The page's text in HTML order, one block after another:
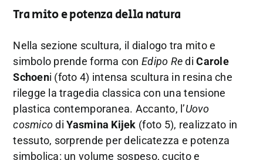
Tra mito e potenza della natura
Nella sezione scultura, il dialogo tra mito e
simbolo prende forma conEdipo RediCarole
Schoeni (foto 4) intensa scultura in resina che
rilegge la tragedia classica con una tensione
plastica contemporanea. Accanto, l’Uovo
cosmicodiYasmina Kijek (foto 5), realizzato in
tessuto, sorprende per delicatezza e potenza
simbolica: un volume sospeso, cucito e